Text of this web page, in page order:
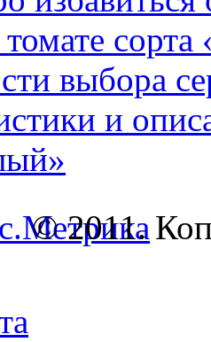
сорта
выбора
и
© 2011.